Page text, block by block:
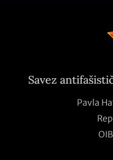
Savez
Pavla